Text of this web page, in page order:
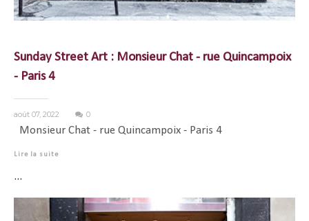
Sunday Street Art : Monsieur Chat - rue Quincampoix
- Paris 4
août 07, 2022 0
Monsieur Chat - rue Quincampoix - Paris 4
Lire la suite
...